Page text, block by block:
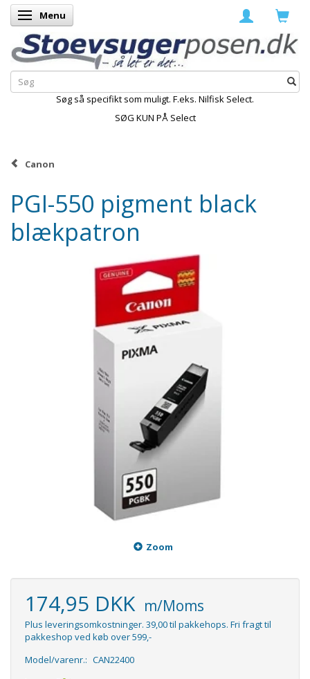
Skifte navigation
Menu
Søg så specifikt som muligt. F.eks. Nilfisk Select.
SØG KUN PÅ Select
Canon
PGI-550 pigment black
blækpatron
Zoom
174,95 DKK m/Moms
Plus leveringsomkostninger. 39,00 til pakkehops. Fri fragt til
pakkeshop ved køb over 599,-
Model/varenr.: CAN22400